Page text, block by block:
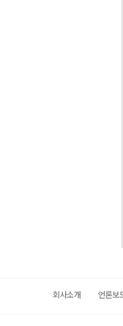
회사소개 언론보